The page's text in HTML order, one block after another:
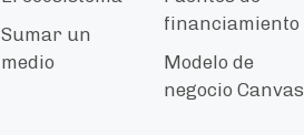
Sumar un
medio
financiamiento
Modelo de
negocio Canvas